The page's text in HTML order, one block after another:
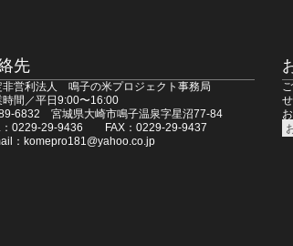
先
非営利法人 鳴子の米プロジェクト事務局
時間／平日9:00〜16:00
6832 宮城県大崎市鳴子温泉字星沼77-84
：0229-29-9436 FAX：0229-29-9437
：komepro181@yahoo.co.jp